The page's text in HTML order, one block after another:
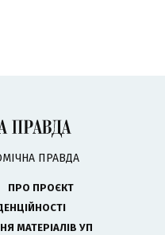
ПРАВДА
ПРО ПРОЄКТ
МАТЕРІАЛІВ УП